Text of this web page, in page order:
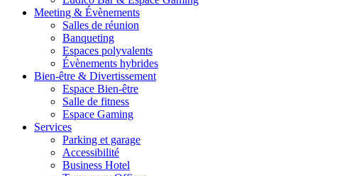
Meeting & Évènements
Salles de réunion
Banqueting
Espaces polyvalents
Évènements hybrides
Bien-être & Divertissement
Espace Bien-être
Salle de fitness
Espace Gaming
Services
Parking et garage
Accessibilité
Business Hotel